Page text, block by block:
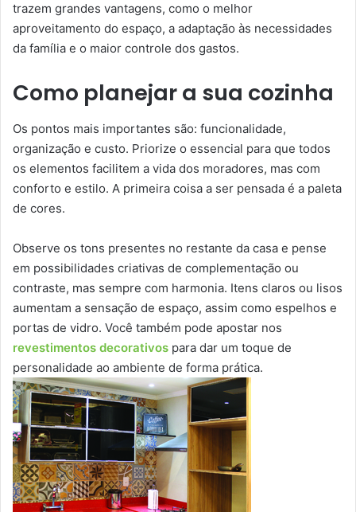
trazem grandes vantagens, como o melhor
aproveitamento do espaço, a adaptação às necessidades
da família e o maior controle dos gastos.
Como planejar a sua cozinha
Os pontos mais importantes são: funcionalidade,
organização e custo. Priorize o essencial para que todos
os elementos facilitem a vida dos moradores, mas com
conforto e estilo. A primeira coisa a ser pensada é a paleta
de cores.
Observe os tons presentes no restante da casa e pense
em possibilidades criativas de complementação ou
contraste, mas sempre com harmonia. Itens claros ou lisos
aumentam a sensação de espaço, assim como espelhos e
portas de vidro. Você também pode apostar nos
revestimentos decorativos para dar um toque de
personalidade ao ambiente de forma prática.